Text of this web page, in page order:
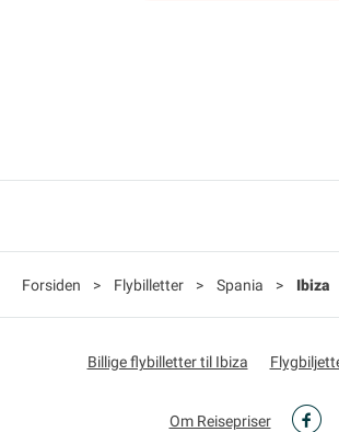
Forsiden > Flybilletter > Spania > Ibiza
Billige flybilletter til Ibiza
Om Reisepriser